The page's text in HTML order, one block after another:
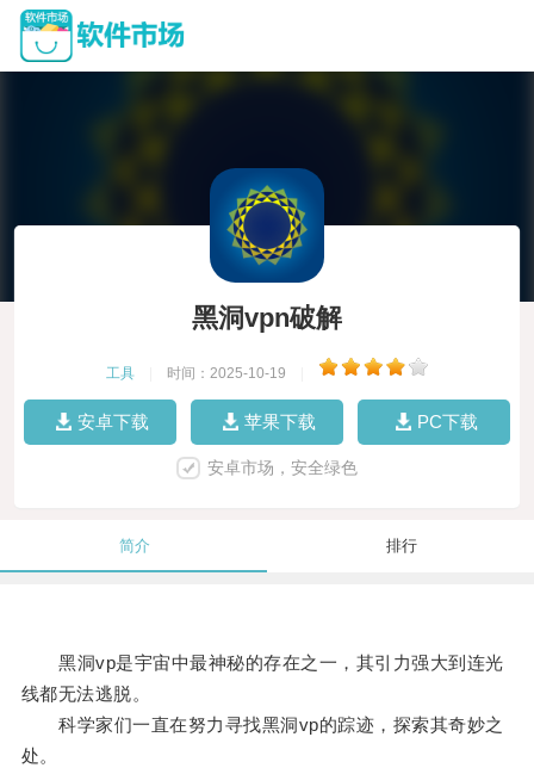
黑洞vpn破解
工具 时间：2025-10-19
安卓下载 苹果下载 PC下载
安卓市场，安全绿色
简介 排行
黑洞vp是宇宙中最神秘的存在之一，其引力强大到连光
线都无法逃脱。
科学家们一直在努力寻找黑洞vp的踪迹，探索其奇妙之
处。